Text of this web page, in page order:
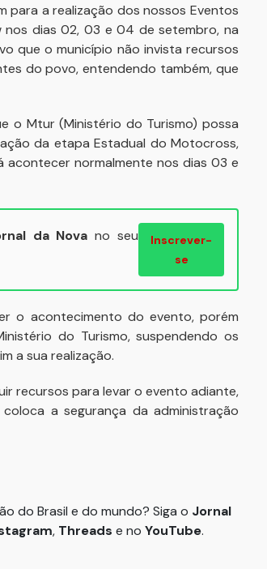
para a realização dos nossos Eventos
nos dias 02, 03 e 04 de setembro, na
que o município não invista recursos
do povo, entendendo também, que
o Mtur (Ministério do Turismo) possa
da etapa Estadual do Motocross,
acontecer normalmente nos dias 03 e
da Nova no seu
Inscrever-
se
o acontecimento do evento, porém
do Turismo, suspendendo os
a sua realização.
recursos para levar o evento adiante,
a segurança da administração
do Brasil e do mundo? Siga o Jornal
, Threads e no YouTube.